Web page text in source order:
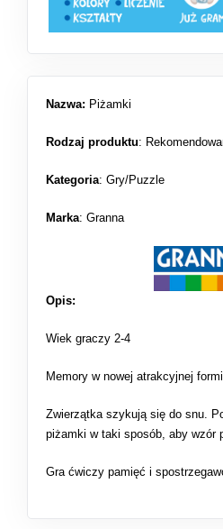
Nazwa: Piżamki
Rodzaj produktu:
Kategoria: Gry/Puzzle
Marka: Granna
Opis:
Wiek graczy 2-4
Memory w nowej atrakcyjnej
Zwierzątka szykują się do snu.
piżamki w taki sposób, aby wzór
Gra ćwiczy pamięć i